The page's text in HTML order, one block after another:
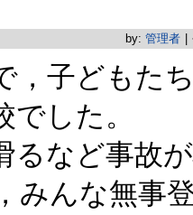
by: 管理者
，子どもた
した。
るなど事故
みんな無事